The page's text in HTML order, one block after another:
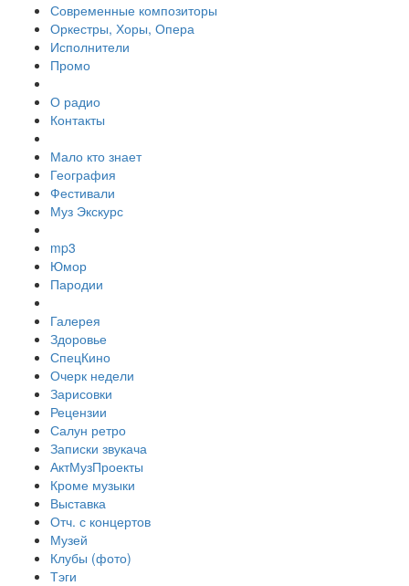
Современные композиторы
Оркестры, Хоры, Опера
Исполнители
Промо
О радио
Контакты
Мало кто знает
География
Фестивали
Муз Экскурс
mp3
Юмор
Пародии
Галерея
Здоровье
СпецКино
Очерк недели
Зарисовки
Рецензии
Салун ретро
Записки звукача
АктМузПроекты
Кроме музыки
Выставка
Отч. с концертов
Музей
Клубы (фото)
Тэги